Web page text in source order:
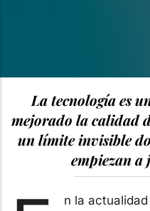
La tecnología es
mejorado la calidad
un límite invisible
empiezan a
n la